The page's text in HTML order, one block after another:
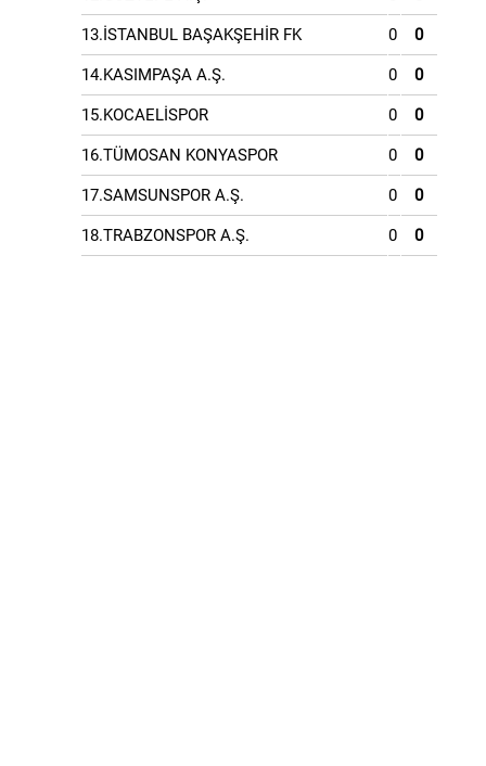
13.İSTANBUL BAŞAKŞEHİR FK 0 0
14.KASIMPAŞA A.Ş. 0 0
15.KOCAELİSPOR 0 0
16.TÜMOSAN KONYASPOR 0 0
17.SAMSUNSPOR A.Ş. 0 0
18.TRABZONSPOR A.Ş. 0 0